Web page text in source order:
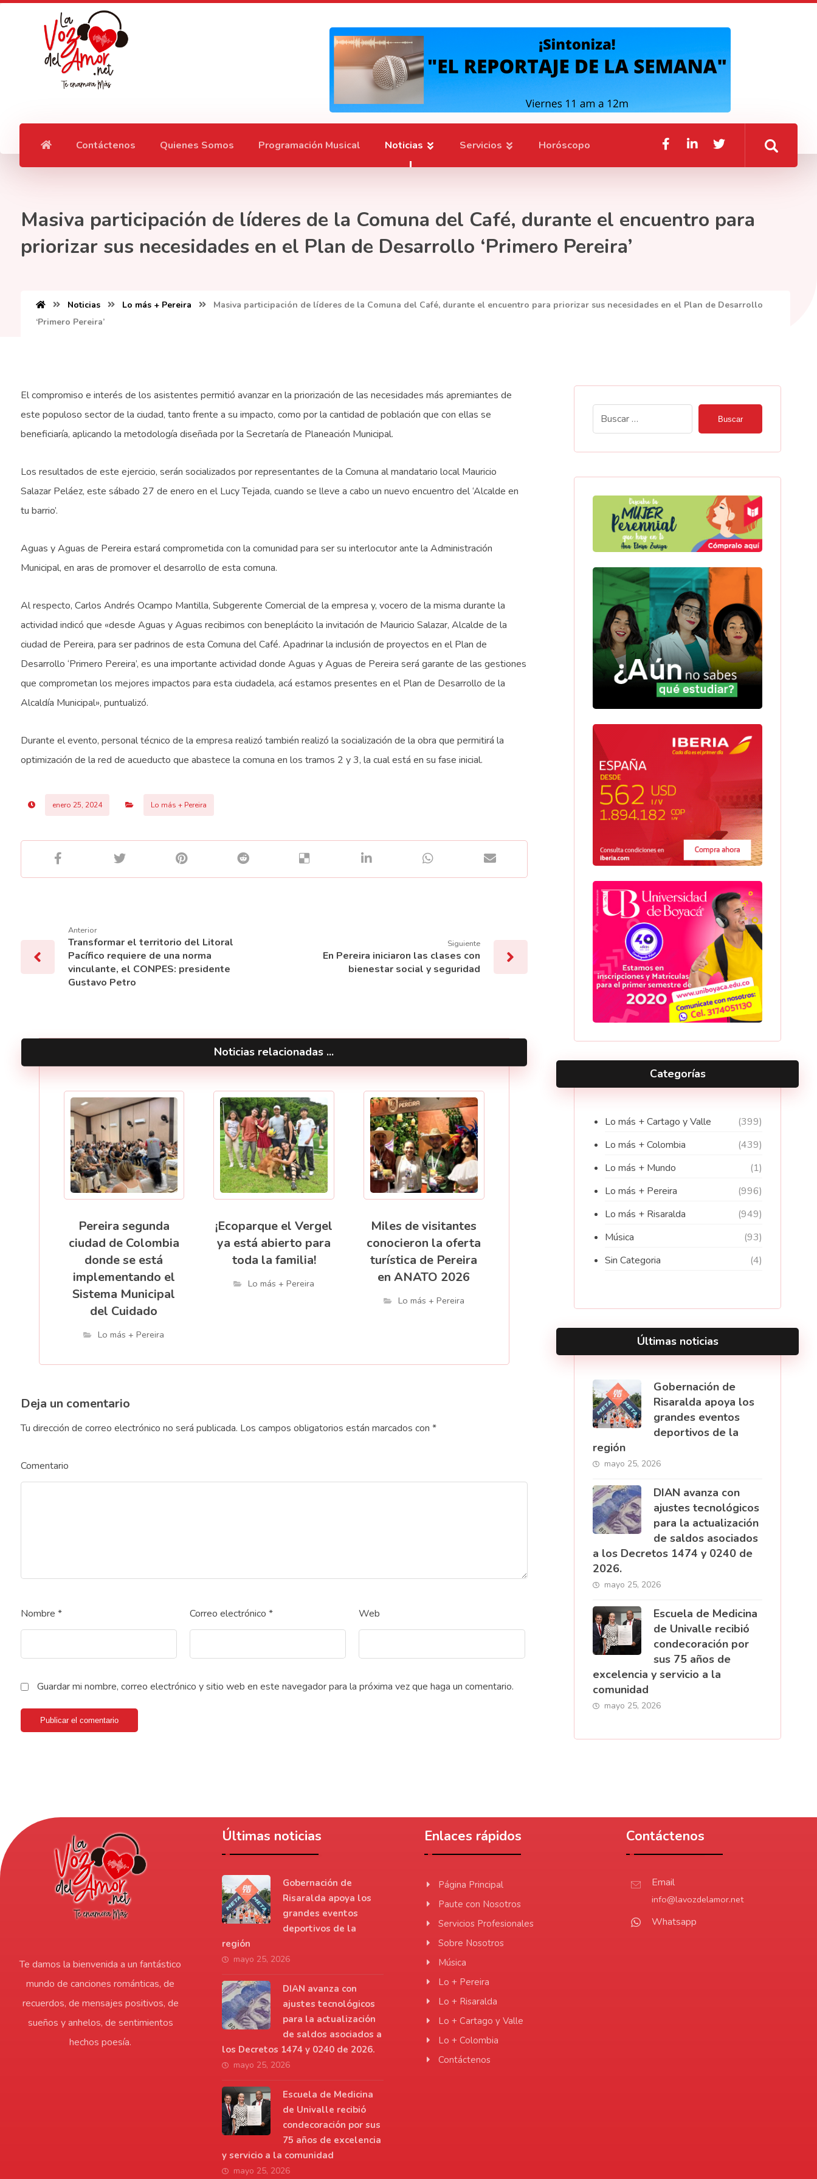
Contáctenos Quienes Somos Programación Musical Noticias Servicios Horóscopo
Masiva participación de líderes de la Comuna del Café, durante el encuentro para
priorizar sus necesidades en el Plan de Desarrollo ‘Primero Pereira’
Noticias Lo más + Pereira
Masiva participación de líderes de la Comuna del Café, durante el encuentro para priorizar sus necesidades en el Plan de Desarrollo
‘Primero Pereira’
El compromiso e interés de los asistentes permitió avanzar en la priorización de las necesidades más apremiantes de
este populoso sector de la ciudad, tanto frente a su impacto, como por la cantidad de población que con ellas se
beneficiaría, aplicando la metodología diseñada por la Secretaría de Planeación Municipal.
Los resultados de este ejercicio, serán socializados por representantes de la Comuna al mandatario local Mauricio
Salazar Peláez, este sábado 27 de enero en el Lucy Tejada, cuando se lleve a cabo un nuevo encuentro del ‘Alcalde en
tu barrio’.
Aguas y Aguas de Pereira estará comprometida con la comunidad para ser su interlocutor ante la Administración
Municipal, en aras de promover el desarrollo de esta comuna.
Al respecto, Carlos Andrés Ocampo Mantilla, Subgerente Comercial de la empresa y, vocero de la misma durante la
actividad indicó que «desde Aguas y Aguas recibimos con beneplácito la invitación de Mauricio Salazar, Alcalde de la
ciudad de Pereira, para ser padrinos de esta Comuna del Café. Apadrinar la inclusión de proyectos en el Plan de
Desarrollo ‘Primero Pereira’, es una importante actividad donde Aguas y Aguas de Pereira será garante de las gestiones
que comprometan los mejores impactos para esta ciudadela, acá estamos presentes en el Plan de Desarrollo de la
Alcaldía Municipal», puntualizó.
Durante el evento, personal técnico de la empresa realizó también realizó la socialización de la obra que permitirá la
optimización de la red de acueducto que abastece la comuna en los tramos 2 y 3, la cual está en su fase inicial.
enero 25, 2024 Lo más + Pereira
Anterior
Transformar el territorio del Litoral
Pacífico requiere de una norma
vinculante, el CONPES: presidente
Gustavo Petro
Siguiente
En Pereira iniciaron las clases con
bienestar social y seguridad
Noticias relacionadas ...
Pereira segunda
ciudad de Colombia
donde se está
implementando el
Sistema Municipal
del Cuidado
Lo más + Pereira
¡Ecoparque el Vergel
ya está abierto para
toda la familia!
Lo más + Pereira
Miles de visitantes
conocieron la oferta
turística de Pereira
en ANATO 2026
Lo más + Pereira
Deja un comentario
Tu dirección de correo electrónico no será publicada. Los campos obligatorios están marcados con *
Comentario
Nombre * Correo electrónico * Web
Guardar mi nombre, correo electrónico y sitio web en este navegador para la próxima vez que haga un comentario.
Publicar el comentario
Buscar
Categorías
Lo más + Cartago y Valle
(399)
Lo más + Colombia
(439)
Lo más + Mundo
(1)
Lo más + Pereira
(996)
Lo más + Risaralda
(949)
Música
(93)
Sin Categoria
(4)
Últimas noticias
Gobernación de
Risaralda apoya los
grandes eventos
deportivos de la
región
mayo 25, 2026
DIAN avanza con
ajustes tecnológicos
para la actualización
de saldos asociados
a los Decretos 1474 y 0240 de
2026.
mayo 25, 2026
Escuela de Medicina
de Univalle recibió
condecoración por
sus 75 años de
excelencia y servicio a la
comunidad
mayo 25, 2026
Te damos la bienvenida a un fantástico
mundo de canciones románticas, de
recuerdos, de mensajes positivos, de
sueños y anhelos, de sentimientos
hechos poesía.
Últimas noticias
Gobernación de
Risaralda apoya los
grandes eventos
deportivos de la
región
mayo 25, 2026
DIAN avanza con
ajustes tecnológicos
para la actualización
de saldos asociados a
los Decretos 1474 y 0240 de 2026.
mayo 25, 2026
Escuela de Medicina
de Univalle recibió
condecoración por sus
75 años de excelencia
y servicio a la comunidad
mayo 25, 2026
Enlaces rápidos
Página Principal
Paute con Nosotros
Servicios Profesionales
Sobre Nosotros
Música
Lo + Pereira
Lo + Risaralda
Lo + Cartago y Valle
Lo + Colombia
Contáctenos
Contáctenos
Email
info@lavozdelamor.net
Whatsapp